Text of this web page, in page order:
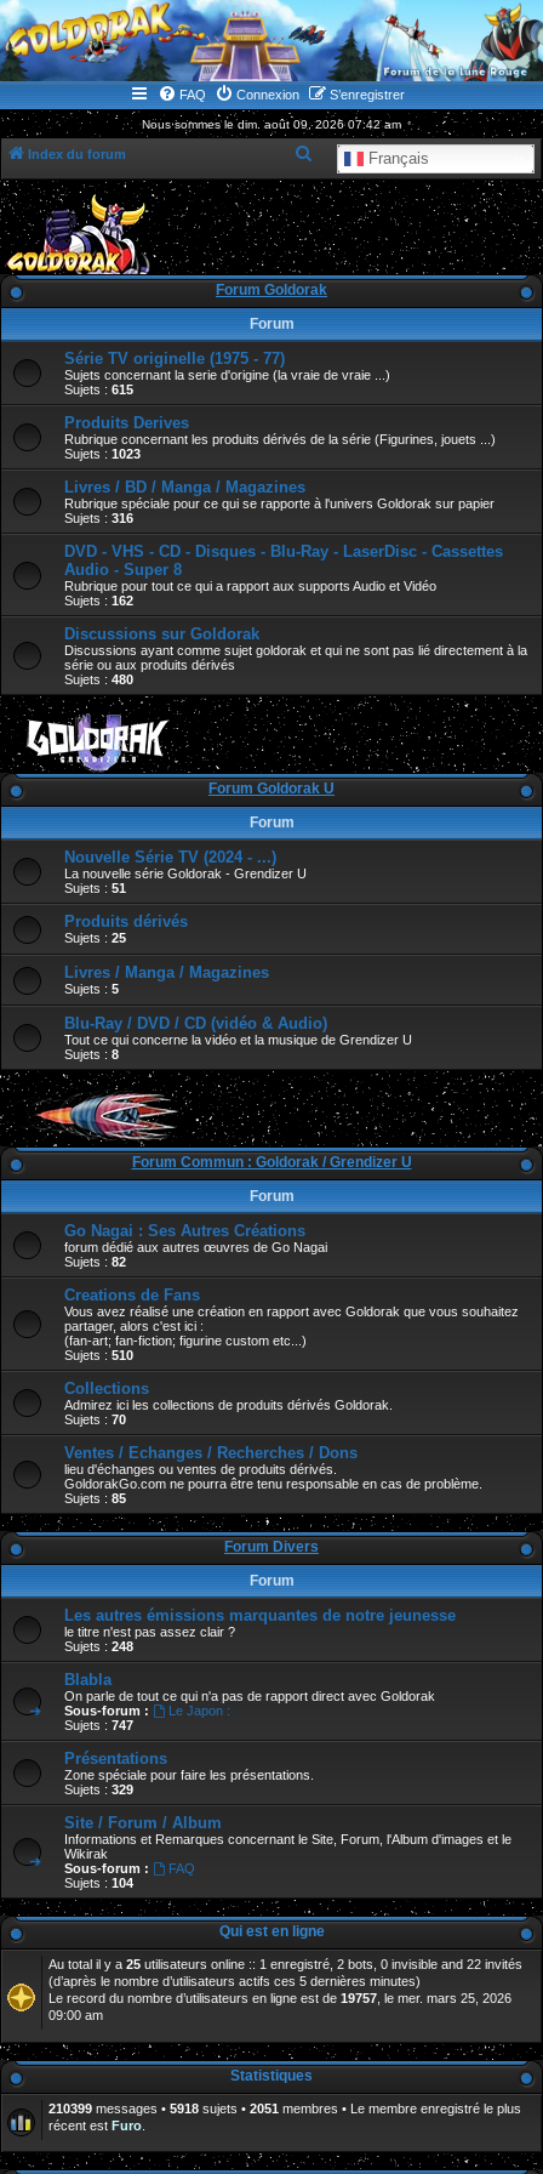
WWW.GOLDORAKGO.COM
le site de la Lune Rouge
FAQ Connexion S’enregistrer
Nous sommes le dim. août 09, 2026 07:42 am
Index du forum Français
e
c
h
r
Forum Goldorak
Forum
Série TV originelle (1975 - 77)
Sujets concernant la serie d'origine (la vraie de vraie ...)
Sujets : 615
Produits Derives
Rubrique concernant les produits dérivés de la série (Figurines, jouets ...)
Sujets : 1023
Livres / BD / Manga / Magazines
Rubrique spéciale pour ce qui se rapporte à l'univers Goldorak sur papier
Sujets : 316
DVD - VHS - CD - Disques - Blu-Ray - LaserDisc - Cassettes
Audio - Super 8
Rubrique pour tout ce qui a rapport aux supports Audio et Vidéo
Sujets : 162
Discussions sur Goldorak
Discussions ayant comme sujet goldorak et qui ne sont pas lié directement à la
série ou aux produits dérivés
Sujets : 480
Forum Goldorak U
Forum
Nouvelle Série TV (2024 - ...)
La nouvelle série Goldorak - Grendizer U
Sujets : 51
Produits dérivés
Sujets : 25
Livres / Manga / Magazines
Sujets : 5
Blu-Ray / DVD / CD (vidéo & Audio)
Tout ce qui concerne la vidéo et la musique de Grendizer U
Sujets : 8
Forum Commun : Goldorak / Grendizer U
Forum
Go Nagai : Ses Autres Créations
forum dédié aux autres œuvres de Go Nagai
Sujets : 82
Creations de Fans
Vous avez réalisé une création en rapport avec Goldorak que vous souhaitez
partager, alors c'est ici :
(fan-art; fan-fiction; figurine custom etc...)
Sujets : 510
Collections
Admirez ici les collections de produits dérivés Goldorak.
Sujets : 70
Ventes / Echanges / Recherches / Dons
lieu d'échanges ou ventes de produits dérivés.
GoldorakGo.com ne pourra être tenu responsable en cas de problème.
Sujets : 85
Forum Divers
Forum
Les autres émissions marquantes de notre jeunesse
le titre n'est pas assez clair ?
Sujets : 248
Blabla
On parle de tout ce qui n'a pas de rapport direct avec Goldorak
Sous-forum :
Le Japon :
Sujets : 747
Présentations
Zone spéciale pour faire les présentations.
Sujets : 329
Site / Forum / Album
Informations et Remarques concernant le Site, Forum, l'Album d'images et le
Wikirak
Sous-forum :
FAQ
Sujets : 104
Qui est en ligne
Au total il y a 25 utilisateurs online :: 1 enregistré, 2 bots, 0 invisible and 22 invités
(d’après le nombre d’utilisateurs actifs ces 5 dernières minutes)
Le record du nombre d’utilisateurs en ligne est de 19757 , le mer. mars 25, 2026
09:00 am
Statistiques
210399 messages • 5918 sujets • 2051 membres • Le membre enregistré le plus
récent est Furo